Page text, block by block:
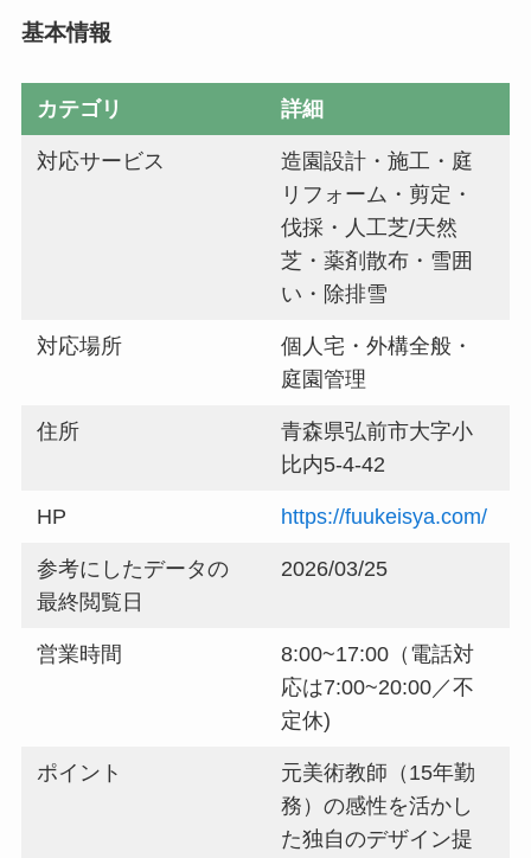
基本情報
カテゴリ 詳細
対応サービス
造園設計・施工・庭
リフォーム・剪定・
伐採・人工芝/天然
芝・薬剤散布・雪囲
い・除排雪
対応場所
個人宅・外構全般・
庭園管理
住所
青森県弘前市大字小
比内5-4-42
HP https://fuukeisya.com/
参考にしたデータの
最終閲覧日
2026/03/25
営業時間
8:00~17:00（電話対
応は7:00~20:00／不
定休)
ポイント
元美術教師（15年勤
務）の感性を活かし
た独自のデザイン提